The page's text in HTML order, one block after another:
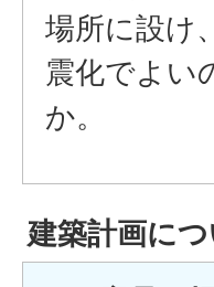
場所に設け
震化でよい
か。
建築計画に